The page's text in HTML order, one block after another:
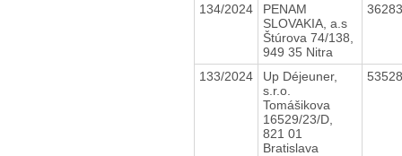
134/2024
PENAM
SLOVAKIA, a.s
Štúrova 74/138,
949 35 Nitra
133/2024
Up Déjeuner,
s.r.o.
Tomášikova
16529/23/D,
821 01
Bratislava